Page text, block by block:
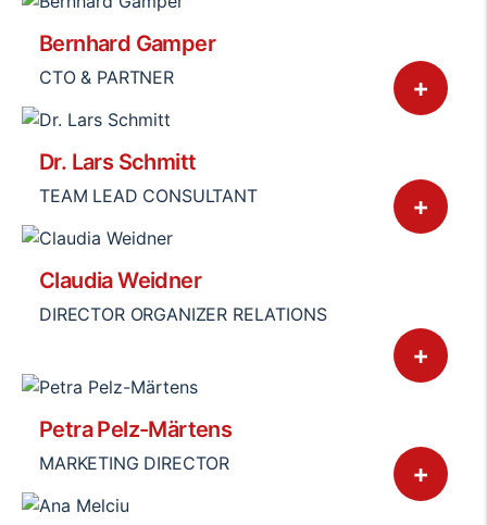
Bernhard Gamper
CTO & PARTNER +
Dr. Lars Schmitt
TEAM LEAD CONSULTANT +
Claudia Weidner
DIRECTOR ORGANIZER RELATIONS
+
Petra Pelz-Märtens
MARKETING DIRECTOR +